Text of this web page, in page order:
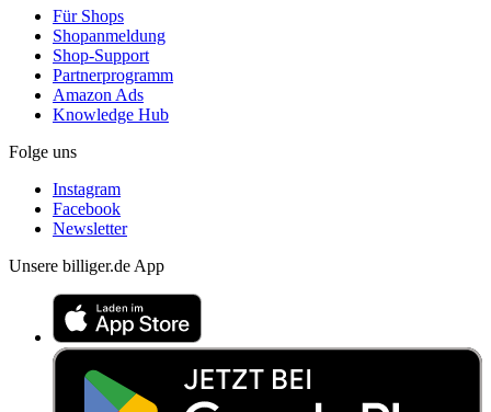
Für Shops
Shopanmeldung
Shop-Support
Partnerprogramm
Amazon Ads
Knowledge Hub
Folge uns
Instagram
Facebook
Newsletter
Unsere billiger.de App